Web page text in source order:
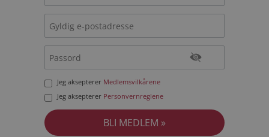
Jeg aksepterer Medlemsvilkårene
Jeg aksepterer Personvernreglene